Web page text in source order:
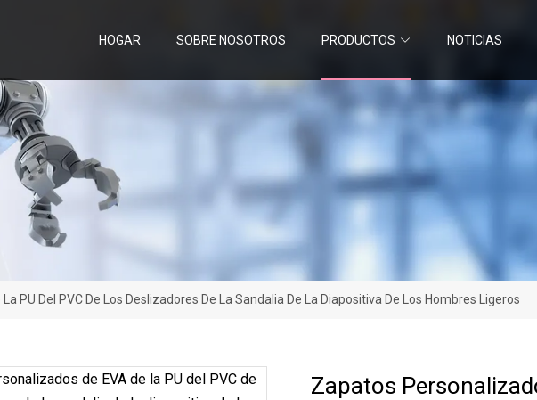
HOGAR SOBRE NOSOTROS PRODUCTOS NOTICIAS
PU Del PVC De Los Deslizadores De La Sandalia De La Diapositiva De Los Hombres Ligeros
Zapatos